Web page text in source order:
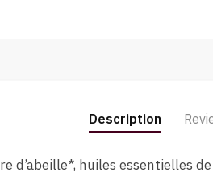
Description
d’abeille*, huiles essentielles